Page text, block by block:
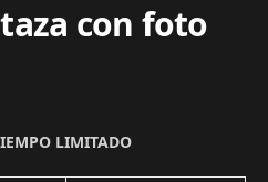
con foto
LIMITADO